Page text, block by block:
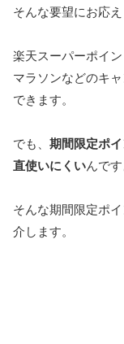
そんな要望にお応え
楽天スーパーポイ
マラソンなどのキ
できます。
でも、 期間限定ポ
直使いにくいんです
そんな期間限定ポ
介します。